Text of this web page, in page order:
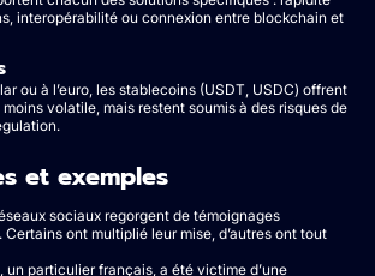
interopérabilité ou connexion entre blockchain et
ou à l’euro, les stablecoins (USDT, USDC) offrent
volatile, mais restent soumis à des risques de
et exemples
sociaux regorgent de témoignages
Certains ont multiplié leur mise, d’autres ont tout
un particulier français, a été victime d’une